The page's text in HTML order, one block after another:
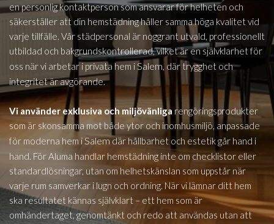
en personlig kontaktperson som ansvarar för helheten och
säkerställer att din hemstädning håller samma höga kvalitet vid
varje tillfälle. Vår städpersonal är noggrant utvald, professionellt
utbildad och bakgrundskontrollerad, vilket är en självklarhet för
oss när vi arbetar i privata hem iSalem, där trygghet och
integritet är avgörande.
Vi använder exklusiva och miljövänliga rengöringsprodukter
som är skonsamma mot både ytor och inomhusmiljö, anpassade
för moderna hem i Salemdär hållbarhet och estetik går hand i
hand. För Aluma handlar hemstädning inte om checklistor eller
standardlösningar, utan om helhetskänslan som uppstår när
varje rum samverkar i lugn och ordning. När vi lämnar ditt hem
ska resultatet kännas självklart – ett hem som är
omhändertaget, genomtänkt och redo att användas utan att